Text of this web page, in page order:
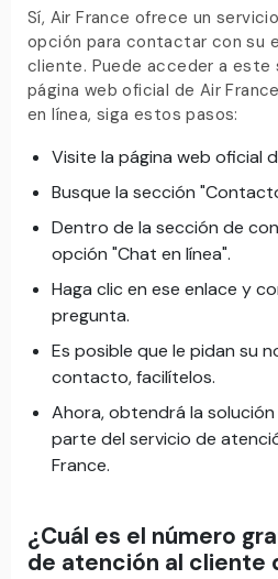
Sí, Air France ofrece un
opción para contactar con su
cliente. Puede acceder a este
página web oficial de Air
en línea, siga estos pasos:
Visite la página web oficial
Busque la sección
Dentro de la sección de
opción "Chat en línea".
Haga clic en ese enlace y
pregunta.
Es posible que le pidan su
contacto, facilítelos.
Ahora, obtendrá la
parte del servicio de
France.
¿Cuál es el número
de atención al cliente